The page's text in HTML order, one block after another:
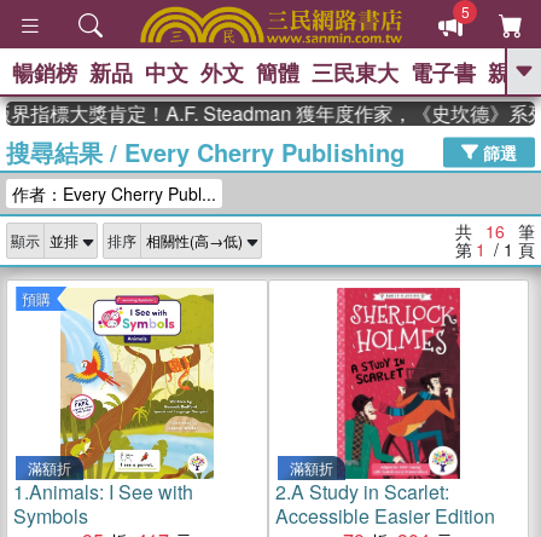
5
GO
熱搜： 東野圭吾 、 高希均教授回憶錄
、 The Odyssey 、 父親節 、 如果歷
獎 臺灣漫遊錄 、 方念華 、 台灣的李
登輝時代
數學女孩：黎曼猜想 、
偉大的迷走神經
暢銷榜 新品 中文 外文 簡體 三民東大 電子書 親子
標大獎肯定！A.F. Steadman 獲年度作家，《史坎德》系列
搜尋結果/ Every Cherry Publishing
篩選
作者：Every Cherry Publ...
顯示 排序 共 16 筆
第 1 / 1 頁
預購
滿額折
1.Animals: I See with
Symbols
滿額折
2.A Study in Scarlet:
Accessible Easier Edition